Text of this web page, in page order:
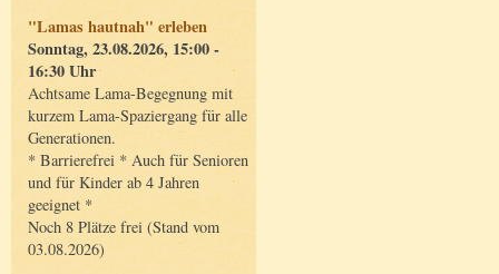
"Lamas hautnah" erleben
Sonntag, 23.08.2026, 15:00 -
16:30 Uhr
Achtsame Lama-Begegnung mit
kurzem Lama-Spaziergang für alle
Generationen.
* Barrierefrei * Auch für Senioren
und für Kinder ab 4 Jahren
geeignet *
Noch 8 Plätze frei (Stand vom
03.08.2026)